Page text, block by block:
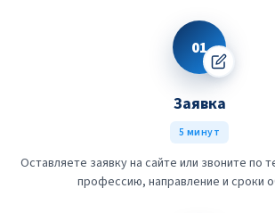
01
Заявка
5 минут
Оставляете заявку на сайте или звоните по
профессию, направление и сроки